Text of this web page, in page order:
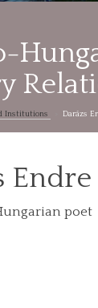
Institutions Darázs
Endre
poet